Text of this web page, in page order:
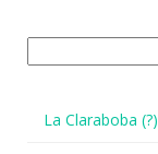
La Claraboba (?)